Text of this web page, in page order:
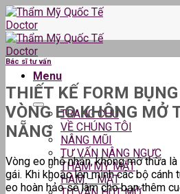
Skip
to
content
Menu
TRANG CHỦ
VỀ CHÚNG TÔI
NÂNG MŨI
TƯ VẤN NÂNG NGỰC
THẨM MỸ MẮT
HÀM – MẶT
Bác sĩ tư vấn
THIẾT KẾ FORM
VÒNG EO KHÔNG MỞ
NẴNG
Vòng eo nhỏ nhắn, không mỡ thừa
gái. Khi khoắc lên mình các bộ cánh
eo hoàn hảo sẽ làm cho bạn thêm